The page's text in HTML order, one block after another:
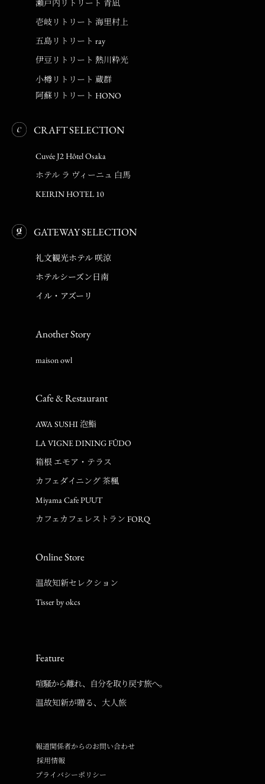
瀬戸内リトリート 青凪
壱岐リトリート 海里村上
五島リトリート ray
伊豆リトリート 熱川粋光
小樽リトリート 蔵群
阿蘇リトリート HONO
CRAFT SELECTION
Cuvée J2 Hôtel Osaka
ホテル ラ ヴィーニュ 白馬
KEIRIN HOTEL 10
GATEWAY SELECTION
礼文観光ホテル 咲涼
ホテルシーズン日南
イル・アズーリ
Another Story
maison owl
Cafe & Restaurant
AWA SUSHI 泡鮨
LA VIGNE DINING FÛDO
箱根 エモア・テラス
カフェダイニング 茶楓
Miyama Cafe PUUT
カフェカフェレストラン FORQ
Online Store
温故知新セレクション
Tisser by okcs
Feature
喧騒から離れ、自分を取り戻す旅へ。
温故知新が贈る、大人旅
報道関係者からのお問い合わせ
採用情報
プライバシーポリシー